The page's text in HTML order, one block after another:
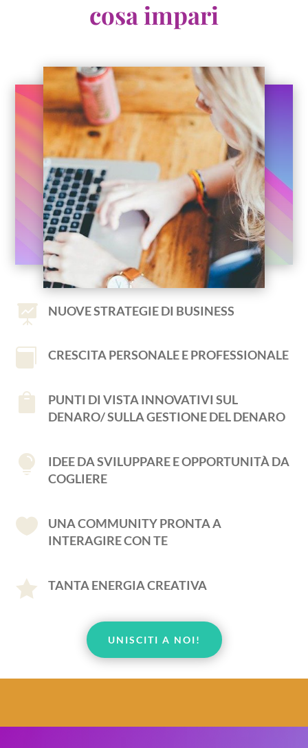
cosa impari
 NUOVE STRATEGIE DI BUSINESS
 CRESCITA PERSONALE E PROFESSIONALE

PUNTI DI VISTA INNOVATIVI SUL
DENARO/ SULLA GESTIONE DEL DENARO

IDEE DA SVILUPPARE E OPPORTUNITÀ DA
COGLIERE

UNA COMMUNITY PRONTA A
INTERAGIRE CON TE
 TANTA ENERGIA CREATIVA
UNISCITI A NOI!